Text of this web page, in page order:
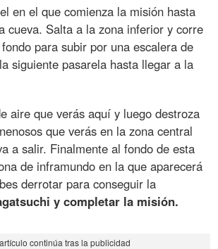
en el que comienza la misión hasta
cueva. Salta a la zona inferior y corre
para subir por una escalera de
siguiente pasarela hasta llegar a la
aire que verás aquí y luego destroza
que verás en la zona central
a salir. Finalmente al fondo de esta
de inframundo en la que aparecerá
derrotar para conseguir la
y completar la misión.